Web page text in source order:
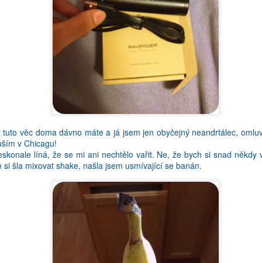
věc doma dávno máte a já jsem jen obyčejný neandrtálec,
v Chicagu!
líná, že se mi ani nechtělo vařit. Ne, že bych si snad někdy
si šla mixovat shake, našla jsem usmívající se banán.
trech letech ze me nekdy vypadne nejaka blbost - a nejlepsi
z pusy, ale uz to nemuzete vzit zpatky!
tu situaci, kdyz se bavim s nekym novym, a on mi pochvali
ze anglictina neni tvuj rodny jazyk! Wow, ty skoro nemas
uneseny, az si myslel, ze ho taham za nos, kdyz jsem mu rekla, ze tv
a natlaku mate pocit, ze si musite zkontrolovat kazdou vetu, kazde
Pac uz jste byli pochvaleni, takze to nechcete zkazit (neco jako